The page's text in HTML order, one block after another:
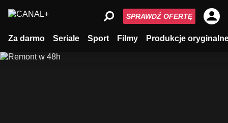
Za darmo Seriale Sport Filmy Produkcje
SPRAWDŹ OFERTĘ